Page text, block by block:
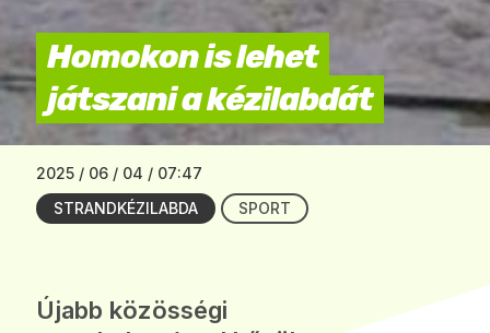
Homokon is lehet
játszani a kézilabdát
2025 / 06 / 04 / 07:47
STRANDKÉZILABDA
SPORT
Újabb közösségi